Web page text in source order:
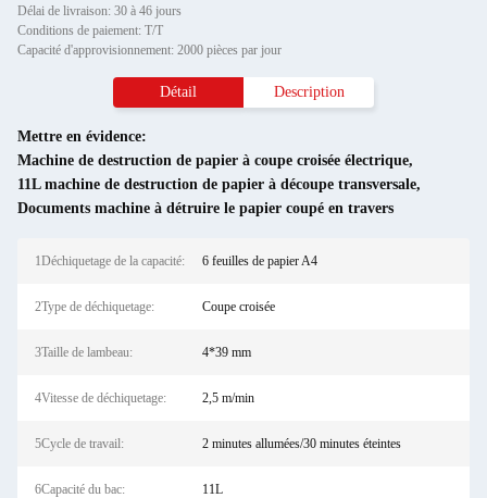
Délai de livraison: 30 à 46 jours
Conditions de paiement: T/T
Capacité d'approvisionnement: 2000 pièces par jour
Détail Description
Mettre en évidence:
Machine de destruction de papier à coupe croisée électrique,
11L machine de destruction de papier à découpe transversale,
Documents machine à détruire le papier coupé en travers
1Déchiquetage de la capacité: 6 feuilles de papier A4
2Type de déchiquetage: Coupe croisée
3Taille de lambeau: 4*39 mm
4Vitesse de déchiquetage: 2,5 m/min
5Cycle de travail: 2 minutes allumées/30 minutes éteintes
6Capacité du bac: 11L